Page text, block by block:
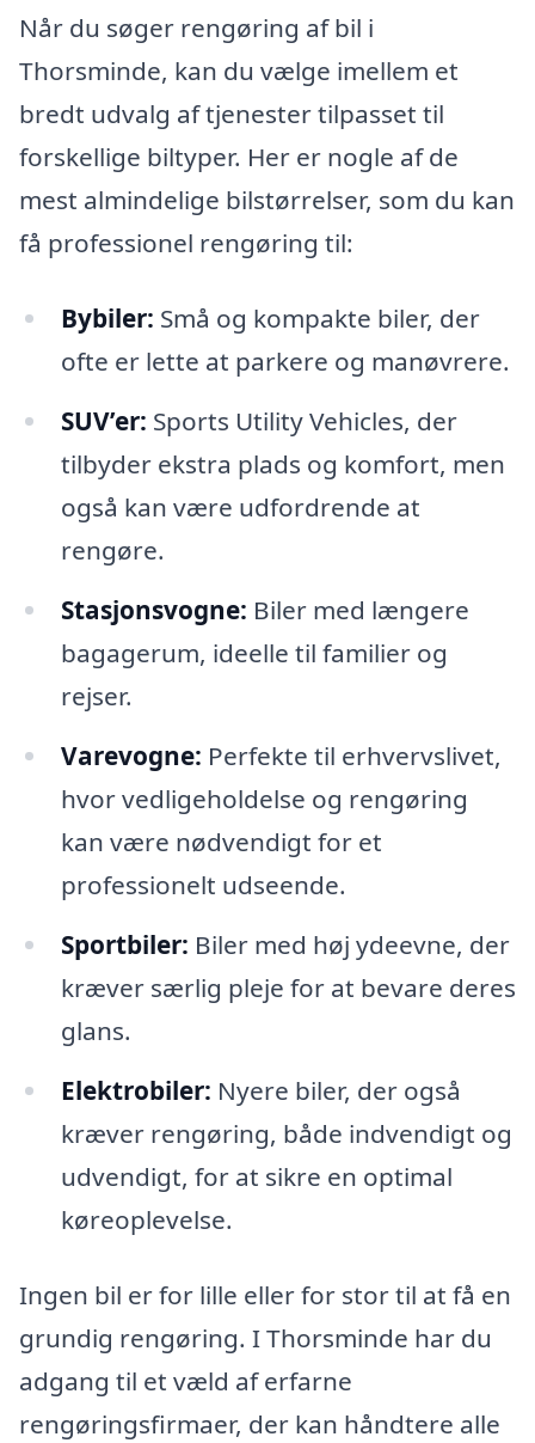
Når du søger rengøring af bil i
Thorsminde, kan du vælge imellem et
bredt udvalg af tjenester tilpasset til
forskellige biltyper. Her er nogle af de
mest almindelige bilstørrelser, som du kan
få professionel rengøring til:
Bybiler: Små og kompakte biler, der
ofte er lette at parkere og manøvrere.
SUV’er: Sports Utility Vehicles, der
tilbyder ekstra plads og komfort, men
også kan være udfordrende at
rengøre.
Stasjonsvogne: Biler med længere
bagagerum, ideelle til familier og
rejser.
Varevogne: Perfekte til erhvervslivet,
hvor vedligeholdelse og rengøring
kan være nødvendigt for et
professionelt udseende.
Sportbiler: Biler med høj ydeevne, der
kræver særlig pleje for at bevare deres
glans.
Elektrobiler: Nyere biler, der også
kræver rengøring, både indvendigt og
udvendigt, for at sikre en optimal
køreoplevelse.
Ingen bil er for lille eller for stor til at få en
grundig rengøring. I Thorsminde har du
adgang til et væld af erfarne
rengøringsfirmaer, der kan håndtere alle